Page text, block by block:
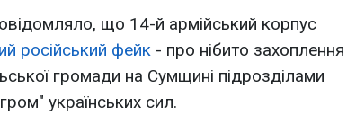
що 14-й армійський корпус
російський фейк - про нібито захоплення
громади на Сумщині підрозділами
українських сил.